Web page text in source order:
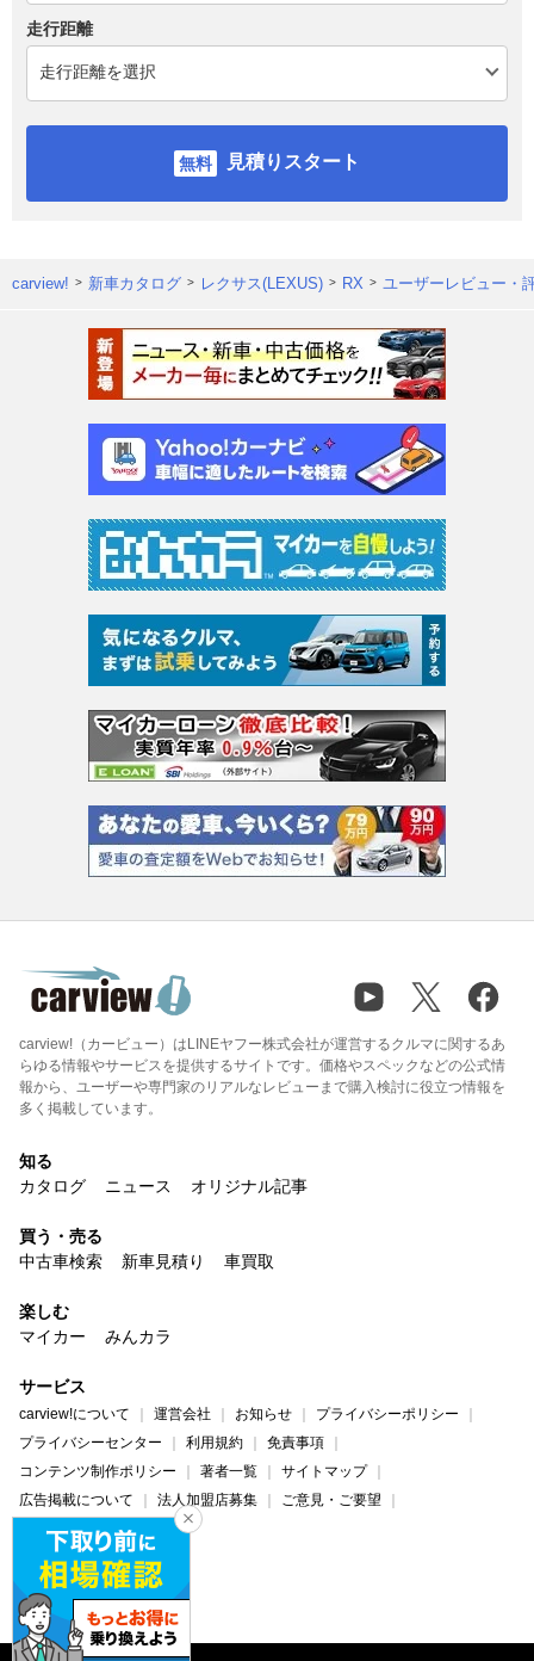
走行距離
見積りスタート
carview! 新車カタログ レクサス(LEXUS) RX ユーザーレビュー・
carview!（カービュー）はLINEヤフー株式会社が運営するクルマに関するあ
らゆる情報やサービスを提供するサイトです。価格やスペックなどの公式情
報から、ユーザーや専門家のリアルなレビューまで購入検討に役立つ情報を
多く掲載しています。
知る
カタログ
ニュース オリジナル記事
買う・売る
中古車検索
新車見積り 車買取
楽しむ
マイカー
みんカラ
サービス
carview!について 運営会社 お知らせ
プライバシーポリシー
プライバシーセンター
利用規約
免責事項
コンテンツ制作ポリシー
著者一覧
サイトマップ
広告掲載について
法人加盟店募集
ご意見・ご要望
ヘルプ・お問い合わせ
carview! Yahoo! JAPAN